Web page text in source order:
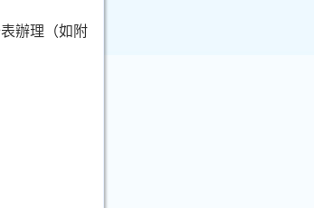
辦理（如附